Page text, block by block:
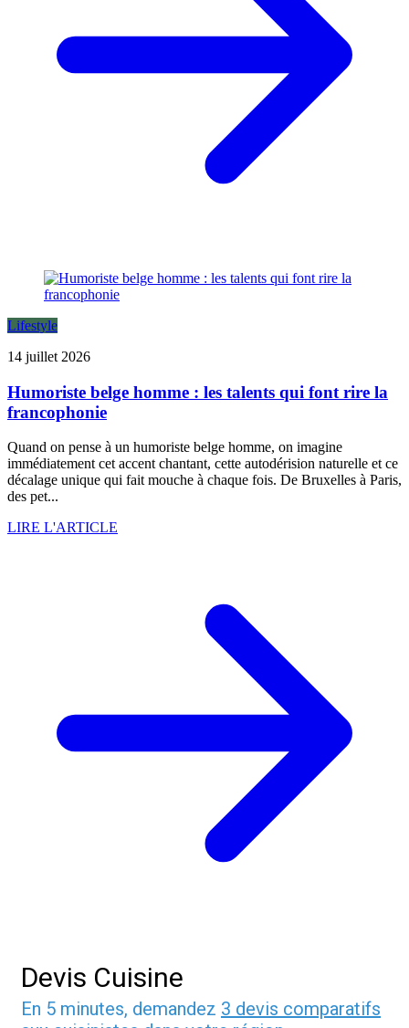
Lifestyle
14 juillet 2026
Humoriste belge homme : les talents qui font rire la
francophonie
Quand on pense à un humoriste belge homme, on imagine
immédiatement cet accent chantant, cette autodérision naturelle et ce
décalage unique qui fait mouche à chaque fois. De Bruxelles à Paris,
des pet...
LIRE L'ARTICLE
Devis Cuisine
En 5 minutes, demandez 3 devis comparatifs